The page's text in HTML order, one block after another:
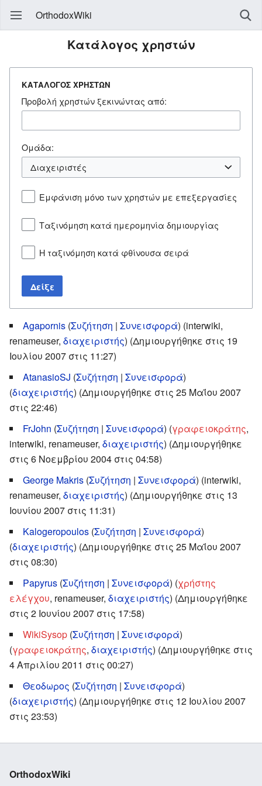
OrthodoxWiki
Κατάλογος χρηστών
ΚΑΤΆΛΟΓΟΣ ΧΡΗΣΤΏΝ
Προβολή χρηστών ξεκινώντας από:
Ομάδα:
Διαχειριστές
Εμφάνιση μόνο των χρηστών με επεξεργασίες
Ταξινόμηση κατά ημερομηνία δημιουργίας
Η ταξινόμηση κατά φθίνουσα σειρά
Δείξε
Agapornis (Συζήτηση | Συνεισφορά)
renameuser, διαχειριστής) (Δημιουργήθηκε στις 19
Ιουλίου 2007 στις 11:27)
AtanasioSJ (Συζήτηση | Συνεισφορά)
(διαχειριστής) (Δημιουργήθηκε στις 25 Μαΐου 2007
στις 22:46)
FrJohn (Συζήτηση | Συνεισφορά) ‏‎ (γραφειοκράτης,
interwiki, renameuser, διαχειριστής) (Δημιουργήθηκε
στις 6 Νοεμβρίου 2004 στις 04:58)
George Makris (Συζήτηση | Συνεισφορά)
renameuser, διαχειριστής) (Δημιουργήθηκε στις 13
Ιουνίου 2007 στις 11:31)
Kalogeropoulos (Συζήτηση | Συνεισφορά)
(διαχειριστής) (Δημιουργήθηκε στις 25 Μαΐου 2007
στις 08:30)
Papyrus (Συζήτηση | Συνεισφορά) ‏‎ (χρήστης
ελέγχου, renameuser, διαχειριστής) (Δημιουργήθηκε
στις 2 Ιουνίου 2007 στις 17:58)
WikiSysop (Συζήτηση | Συνεισφορά)
(γραφειοκράτης, διαχειριστής) (Δημιουργήθηκε στις
4 Απριλίου 2011 στις 00:27)
Θεοδωρος (Συζήτηση | Συνεισφορά)
(διαχειριστής) (Δημιουργήθηκε στις 12 Ιουλίου 2007
στις 23:53)
OrthodoxWiki